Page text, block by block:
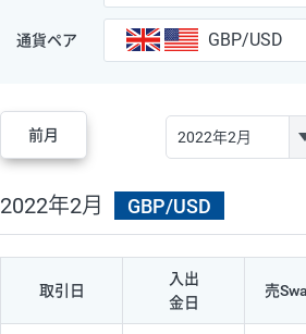
通貨ペア GBP/USD
前月
2022年2月 GBP/USD
取引日
入出
金日
売